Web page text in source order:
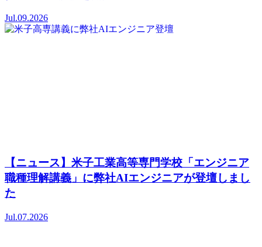
Jul.09.2026
【ニュース】米子工業高等専門学校「エンジニア
職種理解講義」に弊社AIエンジニアが登壇しまし
た
Jul.07.2026